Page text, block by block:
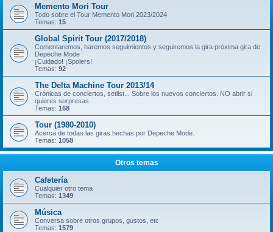
Memento Mori Tour
Todo sobre el Tour Memento Mori 2023/2024
Temas: 15
Global Spirit Tour (2017/2018)
Comentaremos, haremos seguimientos y seguiremos la gira próxima gira de
Depeche Mode
¡Cuidado! ¡Spolers!
Temas: 92
The Delta Machine Tour 2013/14
Crónicas de conciertos, setlist... Sobre los nuevos conciertos. NO abrir si
quieres sorpresas
Temas: 168
Tour (1980-2010)
Acerca de todas las giras hechas por Depeche Mode.
Temas: 1058
Otros temas
Cafetería
Cualquier otro tema
Temas: 1349
Música
Conversa sobre otros grupos, gustos, etc
Temas: 1579